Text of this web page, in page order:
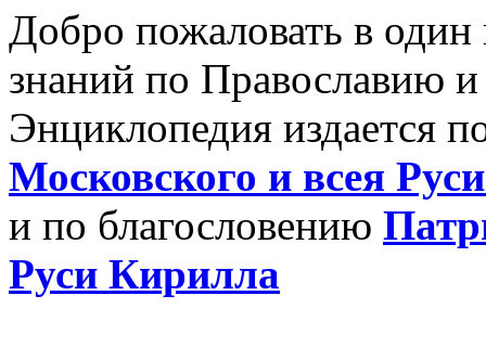
Добро пожаловать в
знаний по Православию
Энциклопедия издается
Московского и всея
и по благословению
Руси Кирилла